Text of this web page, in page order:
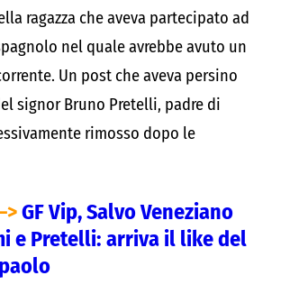
ragazza che aveva partecipato ad
nel quale avrebbe avuto un
Un post che aveva persino
signor Bruno Pretelli, padre di
rimosso dopo le
GF Vip, Salvo Veneziano
e Pretelli: arriva il like del